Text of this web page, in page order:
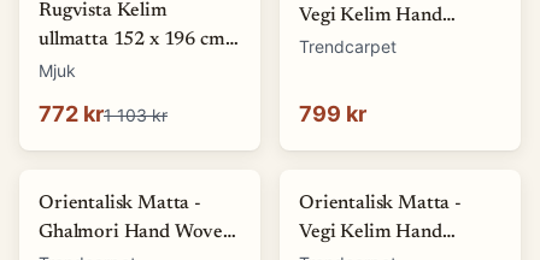
Rugvista Kelim
ullmatta 152 x 196 cm
beige / brun
Mjuk
772 kr1 103 kr
Vegi Kelim Hand
Woven - 54 x 86 cm
Trendcarpet
799 kr
Orientalisk Matta -
Ghalmori Hand Woven
Orientalisk Matta -
Vegi Kelim Hand